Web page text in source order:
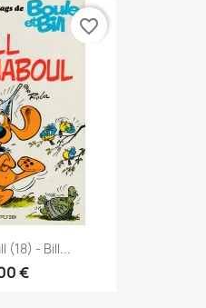
(18) - Bill...
€
favorite_border